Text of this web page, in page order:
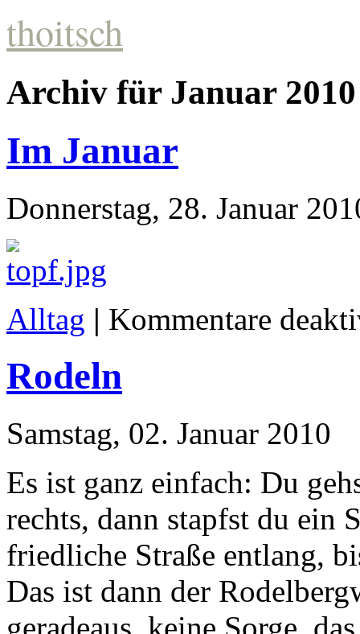
thoitsch
Archiv für Januar 2010
Im Januar
Donnerstag, 28. Januar
Alltag | Kommentare
Rodeln
Samstag, 02. Januar 2010
Es ist ganz einfach: Du
rechts, dann stapfst du ein
friedliche Straße entlang,
Das ist dann der
geradeaus, keine Sorge,